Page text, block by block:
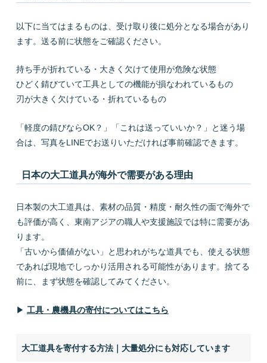
以下に当てはまるものは、受け取り後に処分となる場合があり
ます。送る前に状態をご確認ください。
持ち手が折れている・大きく欠けて使用が危険な状態
ひどく錆びていて工具としての機能が損なわれているもの
刃が大きく欠けている・折れているもの
「軽度の錆びならOK？」「これは送っていいか？」と迷う場
合は、写真をLINEでお送りいただければ事前確認できます。
日本の大工道具が海外で需要がある理由
日本製の大工道具は、素材の品質・精度・耐久性の面で海外で
も評価が高く、東南アジアの職人や支援施設では特に需要があ
ります。
「古いから価値がない」と思われがちな道具でも、使える状態
であれば現地でしっかり活用される可能性があります。捨てる
前に、まず状態を確認してみてください。
▶ 工具・農機具の寄付についてはこちら
大工道具を寄付する方法｜大量処分にも対応しています